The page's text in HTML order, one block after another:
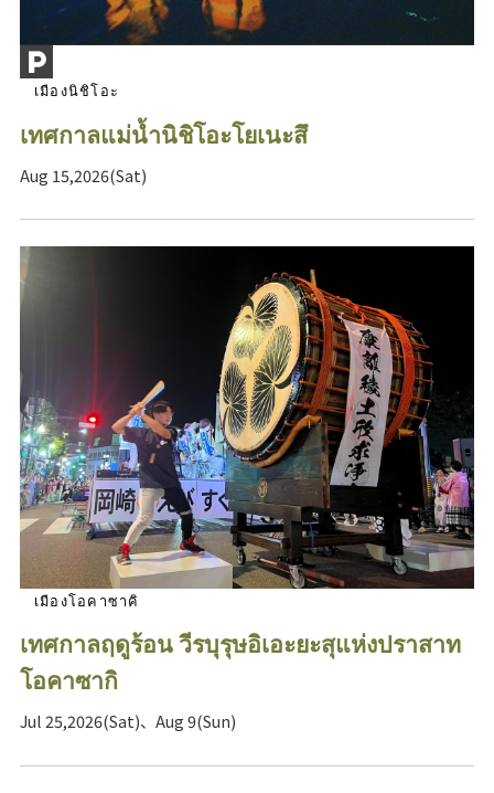
เมืองนิชิโอะ
เทศกาลแม่น้ำนิชิโอะโยเนะสึ
Aug 15,2026(Sat)
เมืองโอคาซาคิ
เทศกาลฤดูร้อน วีรบุรุษอิเอะยะสุแห่งปราสาท
โอคาซากิ
Jul 25,2026(Sat)、Aug 9(Sun)